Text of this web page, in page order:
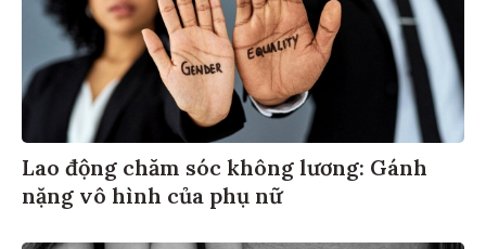
Lao động chăm sóc không lương: Gánh
nặng vô hình của phụ nữ